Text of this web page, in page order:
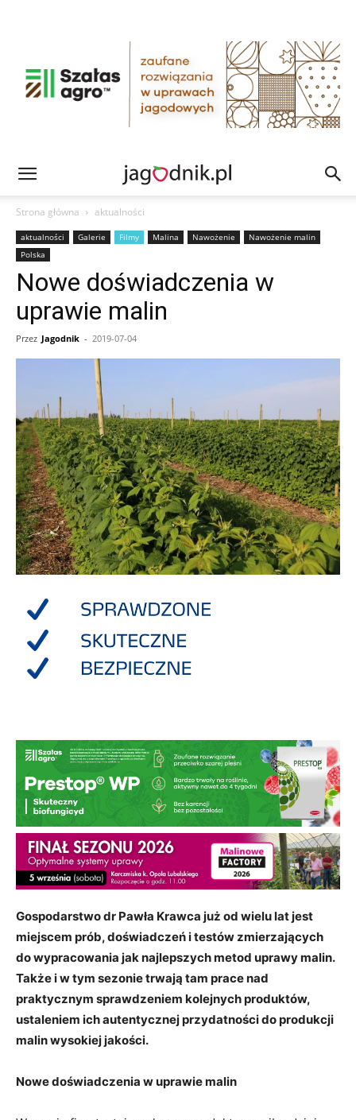
Strona główna aktualności
aktualności Galerie Filmy Malina Nawożenie
Nawożenie malin
Polska
Nowe doświadczenia w
uprawie malin
Przez Jagodnik - 2019-07-04
Gospodarstwo dr Pawła Krawca już od wielu lat jest
miejscem prób, doświadczeń i testów zmierzających
do wypracowania jak najlepszych metod uprawy malin.
Także i w tym sezonie trwają tam prace nad
praktycznym sprawdzeniem kolejnych produktów,
ustaleniem ich autentycznej przydatności do produkcji
malin wysokiej jakości.
Nowe doświadczenia w uprawie malin